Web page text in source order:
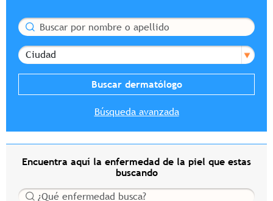
Buscar
Ciudad
Búsqueda avanzada
Encuentra aquí la enfermedad de la piel que estas
buscando
Buscar